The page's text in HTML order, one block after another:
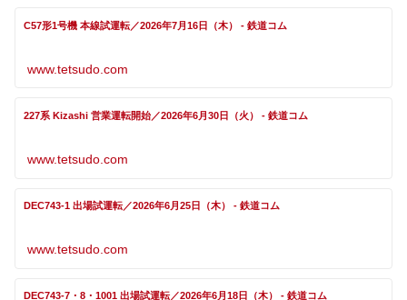
C57形1号機 本線試運転／2026年7月16日（木） - 鉄道コム
www.tetsudo.com
227系 Kizashi 営業運転開始／2026年6月30日（火） - 鉄道コム
www.tetsudo.com
DEC743-1 出場試運転／2026年6月25日（木） - 鉄道コム
www.tetsudo.com
DEC743-7・8・1001 出場試運転／2026年6月18日（木） - 鉄道コム